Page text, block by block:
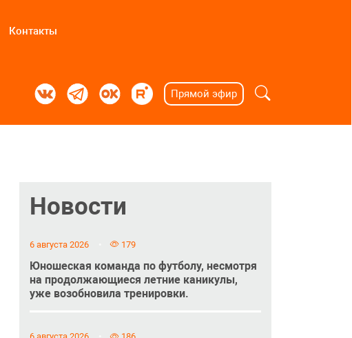
Контакты
Прямой эфир
Новости
6 августа 2026 179
Юношеская команда по футболу, несмотря
на продолжающиеся летние каникулы,
уже возобновила тренировки.